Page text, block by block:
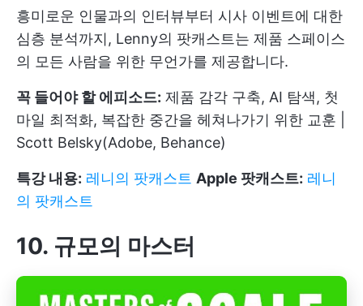
흥미로운 인물과의 인터뷰부터 시사 이벤트에 대한
심층 분석까지, Lenny의 팟캐스트는 제품 스페이스
의 모든 사람을 위한 무언가를 제공합니다.
꼭 들어야 할 에피소드: 제품 감각 구축, AI 탐색, 첫
마일 최적화, 복잡한 중간을 헤쳐나가기 위한 교훈 |
Scott Belsky(Adobe, Behance)
특강 내용: 레니의 팟캐스트 Apple 팟캐스트: 레니
의 팟캐스트
10. 규모의 마스터